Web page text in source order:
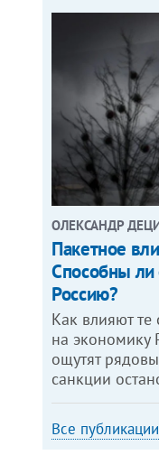
ОЛЕКСАНДР
Пакетное
Способны ли
Россию?
Как влияют те
на экономику
ощутят
санкции
Все публикации